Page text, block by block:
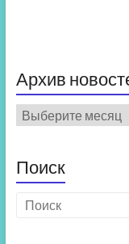
Архив
Архив
новостей
Поиск